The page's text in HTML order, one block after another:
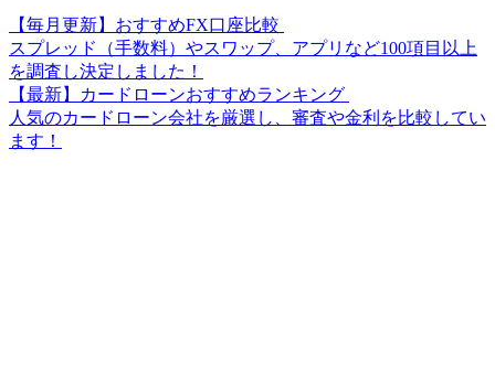
【毎月更新】おすすめFX口座比較
スプレッド（手数料）やスワップ、アプリなど100項目以上
を調査し決定しました！
【最新】カードローンおすすめランキング
人気のカードローン会社を厳選し、審査や金利を比較してい
ます！